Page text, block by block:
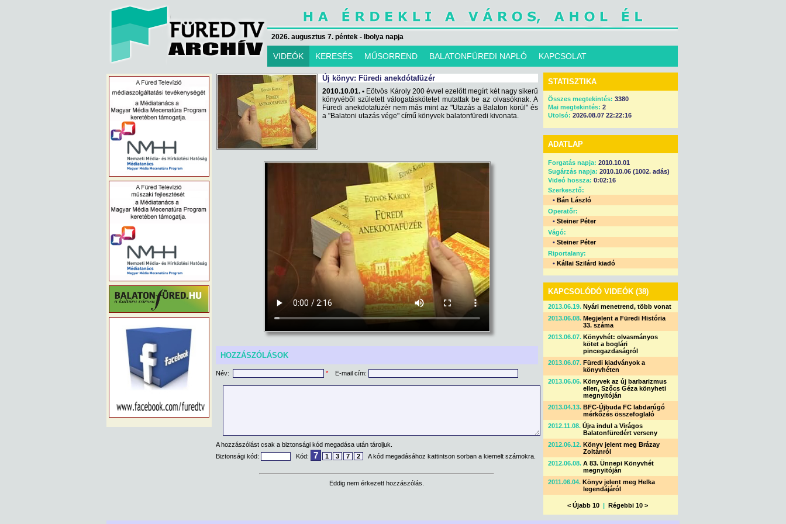
2026. augusztus 7. péntek - Ibolya napja
VIDEÓK KERESÉS MŰSORREND BALATONFÜREDI NAPLÓ KAPCSOLAT
Új könyv: Füredi anekdótafüzér
2010.10.01. • Eötvös Károly 200 évvel ezelőtt megírt két nagy sikerű
könyvéből született válogatáskötetet mutattak be az olvasóknak. A
Füredi anekdotafüzér nem más mint az "Utazás a Balaton körül" és
a "Balatoni utazás vége" című könyvek balatonfüredi kivonata.
HOZZÁSZÓLÁSOK
Név: * E-mail cím:
A hozzászólást csak a biztonsági kód megadása után tároljuk.
Biztonsági kód:
Kód: 7 1 3 7 2 A kód megadásához kattintson sorban a kiemelt számokra.
Eddig nem érkezett hozzászólás.
STATISZTIKA
Összes megtekintés: 3380
Mai megtekintés: 2
Utolsó: 2026.08.07 22:22:16
ADATLAP
Forgatás napja: 2010.10.01
Sugárzás napja: 2010.10.06 (1002. adás)
Videó hossza: 0:02:16
Szerkesztő:
• Bán László
Operatőr:
• Steiner Péter
Vágó:
• Steiner Péter
Riportalany:
• Kállai Szilárd kiadó
KAPCSOLÓDÓ VIDEÓK (38)
2013.06.19. Nyári menetrend, több vonat
2013.06.08. Megjelent a Füredi História
33. száma
2013.06.07. Könyvhét: olvasmányos
kötet a boglári
pincegazdaságról
2013.06.07. Füredi kiadványok a
könyvhéten
2013.06.06. Könyvek az új barbarizmus
ellen, Szőcs Géza könyheti
megnyitóján
2013.04.13. BFC-Újbuda FC labdarúgó
mérkőzés összefoglaló
2012.11.08. Újra indul a Virágos
Balatonfüredért verseny
2012.06.12. Könyv jelent meg Brázay
Zoltánról
2012.06.08. A 83. Ünnepi Könyvhét
megnyitóján
2011.06.04. Könyv jelent meg Helka
legendájáról
< Újabb 10 | Régebbi 10 >